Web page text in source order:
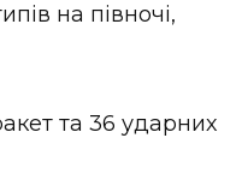
на півночі,
та 36 ударних